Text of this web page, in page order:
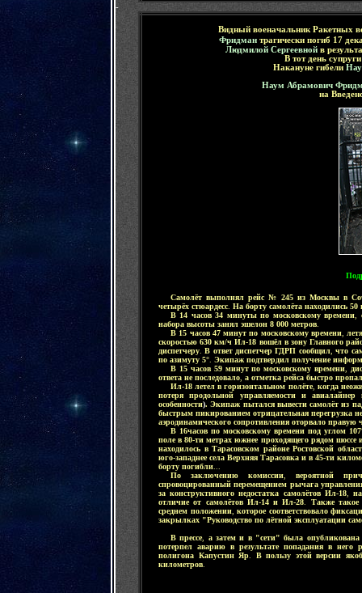
-
Видный военачальник Ракетных
Фридман трагически погиб 17
Людмилой Сергеевной в
В тот день
Накануне гибели
Наум Абрамович
на
Самолёт выполнял рейс № 245 из Москвы в
четырёх стюардесс На борту самолёта находились 50
В 14 часов 34 минуты по московскому времени
набора высоты занял эшелон 8 000 метров
В 15 часов 47 минут по московскому времени,
скоростью 630 км/ч Ил-18 вошёл в зону Главного
диспетчеру .В ответ диспетчер ГДРП сообщил, что
по азимуту 5° Экипаж подтвердил получение
В 15 часов 59 минут по московскому времени
ответа не последовало а отметка рейса быстро
Ил-18 летел в горизонтальном полёте, когда
потеря продольной управляемости и
особенности). Экипаж пытался вывести самолёт из
быстрым пикированием отрицательная перегрузка не
аэродинамического сопротивления оторвало
В 16часов по московскому времени под углом
поле в 80-ти метрах южнее проходящего рядом шоссе
находилось в Тарасовском районе Ростовской
юго-западнее села Верхняя Тарасовка и в 45-ти
борту погибли
По заключению комиссии, вероятной
спровоцированный перемещением рычага
за конструктивного недостатка самолётов Ил-18,
отличие от самолётов Ил-14 и Ил-28
Также
среднем положении,которое соответствовало
закрылках "Руководство по лётной эксплуатации
В прессе, а затем и в "сети" была опубликована
потерпел аварию в результате попадания в
полигона Капустин Яр
В пользу этой версии
километров